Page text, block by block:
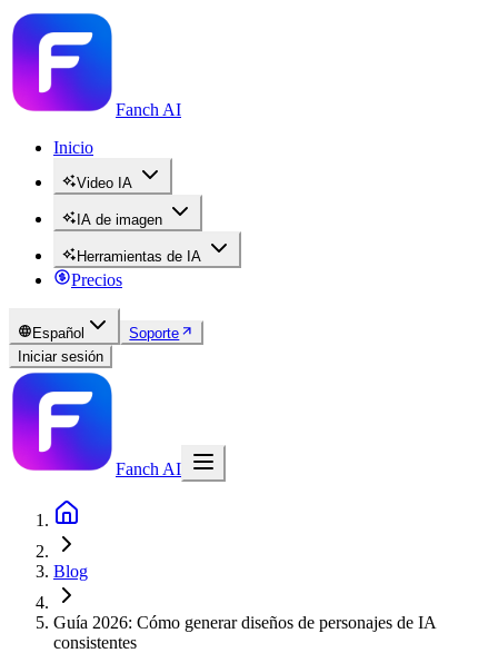
Fanch AI
Inicio
Video IA
IA de imagen
Herramientas de IA
Precios
Español
Soporte
Iniciar sesión
Fanch AI
Blog
Guía 2026: Cómo generar diseños de personajes de IA
consistentes